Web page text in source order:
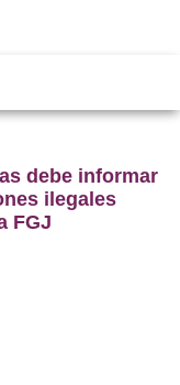
debe informar
ilegales
FGJ